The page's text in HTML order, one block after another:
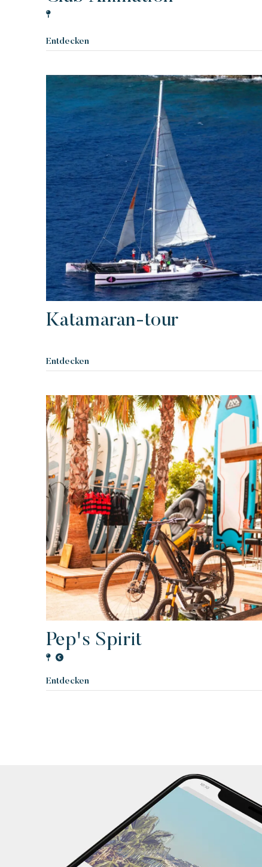
atemberaubender Blick auf Saint Tropez,
eine außergewöhnliche Lage.
Entdecken
Katamaran-tour
Entdecken
Pep's Spirit
Entdecken